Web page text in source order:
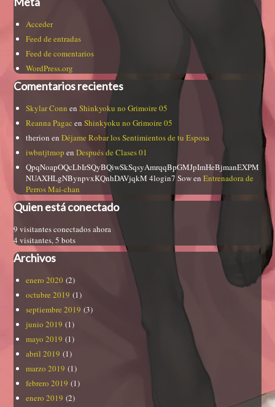
Acceder
Feed de entradas
Feed de comentarios
WordPress.org
Comentarios recientes
Skylar Conn enShinkyoku no Grimoire 05
Reanna Pagac enShinkyoku no Grimoire 05
therion enDéjame Robar los Sentimientos de tu Esposa
iwbntjtmop enDespués de Clases 01
QpqNoapOQcLbIrSQyBQiwSkSqsyAmrqqBpGMJpImHeBjmanEXPM
NUAXHLgNBynpvxKQnhDAVjqkM 4login7 SowenEntrenadora de
Perros Mai-chan
Quien está conectado
9 visitantes conectados ahora
4 visitantes,5 bots
Archivos
enero 2020 (2)
octubre 2019 (1)
septiembre 2019 (3)
junio 2019 (1)
mayo 2019 (1)
abril 2019 (1)
marzo 2019 (1)
febrero 2019 (1)
enero 2019 (2)